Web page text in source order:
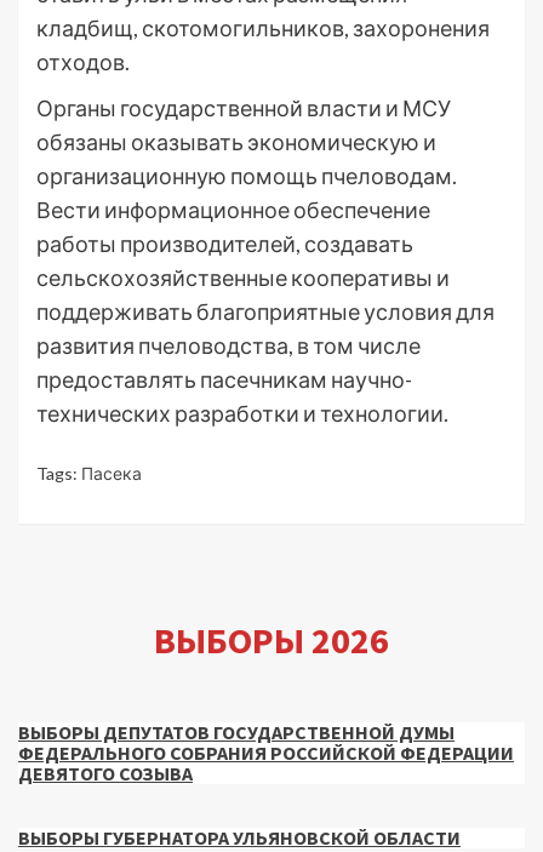
кладбищ, скотомогильников, захоронения
отходов.
Органы государственной власти и МСУ
обязаны оказывать экономическую и
организационную помощь пчеловодам.
Вести информационное обеспечение
работы производителей, создавать
сельскохозяйственные кооперативы и
поддерживать благоприятные условия для
развития пчеловодства, в том числе
предоставлять пасечникам научно-
технических разработки и технологии.
Tags: Пасека
ВЫБОРЫ 2026
ВЫБОРЫ ДЕПУТАТОВ ГОСУДАРСТВЕННОЙ ДУМЫ
ФЕДЕРАЛЬНОГО СОБРАНИЯ РОССИЙСКОЙ ФЕДЕРАЦИИ
ДЕВЯТОГО СОЗЫВА
ВЫБОРЫ ГУБЕРНАТОРА УЛЬЯНОВСКОЙ ОБЛАСТИ